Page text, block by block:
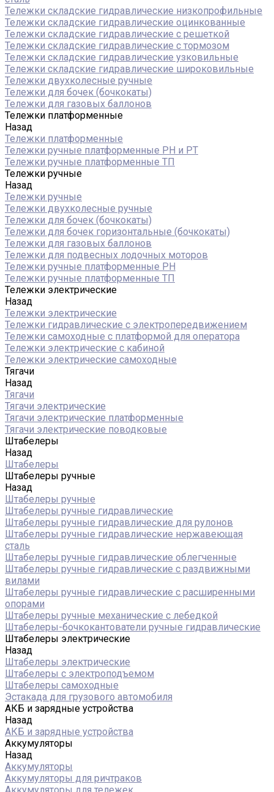
Тележки складские гидравлические низкопрофильные
Тележки складские гидравлические оцинкованные
Тележки складские гидравлические с решеткой
Тележки складские гидравлические с тормозом
Тележки складские гидравлические узковильные
Тележки складские гидравлические широковильные
Тележки двухколесные ручные
Тележки для бочек (бочкокаты)
Тележки для газовых баллонов
Тележки платформенные
Назад
Тележки платформенные
Тележки ручные платформенные PH и PT
Тележки ручные платформенные ТП
Тележки ручные
Назад
Тележки ручные
Тележки двухколесные ручные
Тележки для бочек (бочкокаты)
Тележки для бочек горизонтальные (бочкокаты)
Тележки для газовых баллонов
Тележки для подвесных лодочных моторов
Тележки ручные платформенные PH
Тележки ручные платформенные ТП
Тележки электрические
Назад
Тележки электрические
Тележки гидравлические с электропередвижением
Тележки самоходные с платформой для оператора
Тележки электрические с кабиной
Тележки электрические самоходные
Тягачи
Назад
Тягачи
Тягачи электрические
Тягачи электрические платформенные
Тягачи электрические поводковые
Штабелеры
Назад
Штабелеры
Штабелеры ручные
Назад
Штабелеры ручные
Штабелеры ручные гидравлические
Штабелеры ручные гидравлические для рулонов
Штабелеры ручные гидравлические нержавеющая
сталь
Штабелеры ручные гидравлические облегченные
Штабелеры ручные гидравлические с раздвижными
вилами
Штабелеры ручные гидравлические с расширенными
опорами
Штабелеры ручные механические с лебедкой
Штабелеры-бочкокантователи ручные гидравлические
Штабелеры электрические
Назад
Штабелеры электрические
Штабелеры с электроподъемом
Штабелеры самоходные
Эстакада для грузового автомобиля
АКБ и зарядные устройства
Назад
АКБ и зарядные устройства
Аккумуляторы
Назад
Аккумуляторы
Аккумуляторы для ричтраков